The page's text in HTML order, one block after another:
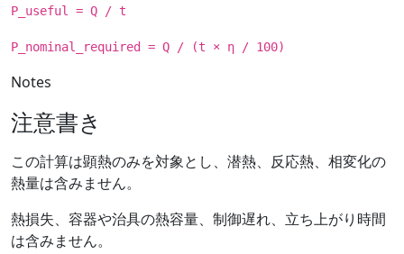
P_useful = Q / t
P_nominal_required = Q / (t × η / 100)
Notes
注意書き
この計算は顕熱のみを対象とし、潜熱、反応熱、相変化の
熱量は含みません。
熱損失、容器や治具の熱容量、制御遅れ、立ち上がり時間
は含みません。